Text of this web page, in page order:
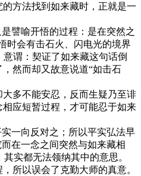
方法找到如来藏时，正就是一
譬喻开悟的过程：是在突然之
时会有击石火、闪电光的境界
谓：契证了如来藏这句话倒
然而却又故意说道“如击石
多不能安忍，反而生疑乃至诽
应短暂过程，才可能忍于如来
一向反对之；所以平实弘法早
在一念之间突然与如来藏相
实都无法领纳其中的意思。
所以误会了克勤大师的真意。